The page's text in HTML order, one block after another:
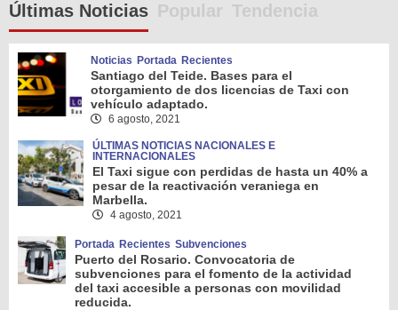
Últimas Noticias Popular Tendencia
Noticias Portada Recientes
Santiago del Teide. Bases para el
otorgamiento de dos licencias de Taxi con
vehículo adaptado.
6 agosto, 2021
ÚLTIMAS NOTICIAS NACIONALES E
INTERNACIONALES
El Taxi sigue con perdidas de hasta un 40% a
pesar de la reactivación veraniega en
Marbella.
4 agosto, 2021
Portada Recientes Subvenciones
Puerto del Rosario. Convocatoria de
subvenciones para el fomento de la actividad
del taxi accesible a personas con movilidad
reducida.